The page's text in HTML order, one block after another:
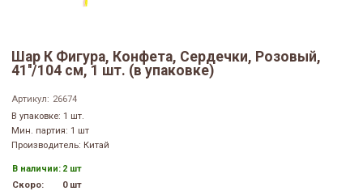
Шар К Фигура, Конфета, Сердечки, Розовый,
41''/104 см, 1 шт. (в упаковке)
Артикул: 26674
В упаковке: 1 шт.
Мин. партия: 1 шт
Производитель: Китай
В наличии: 2 шт
Скоро:
0 шт